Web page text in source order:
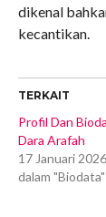
dikenal
kecantikan.
TERKAIT
Profil Dan
Dara Arafah
17 Januari 2026
dalam "Biodata"